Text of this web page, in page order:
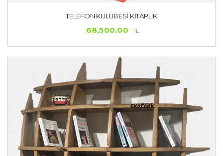
TELEFON KULÜBESI KITAPLIK
68,500.00 TL